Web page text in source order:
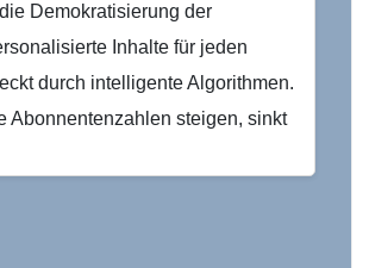
Demokratisierung der
Inhalte für jeden
durch intelligente Algorithmen.
Abonnentenzahlen steigen, sinkt